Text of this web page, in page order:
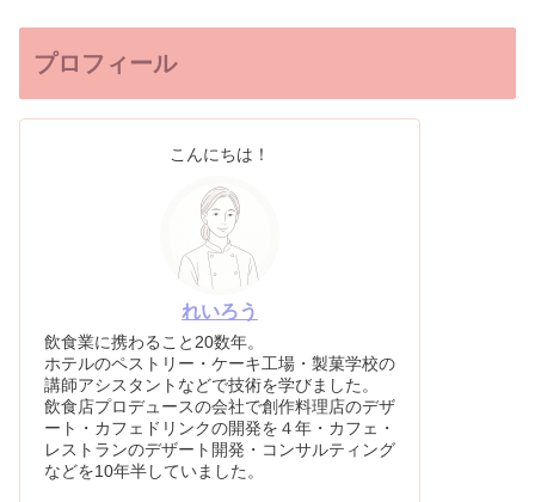
プロフィール
こんにちは！
れいろう
飲食業に携わること20数年。
ホテルのペストリー・ケーキ工場・製菓学校の
講師アシスタントなどで技術を学びました。
飲食店プロデュースの会社で創作料理店のデザ
ート・カフェドリンクの開発を４年・カフェ・
レストランのデザート開発・コンサルティング
などを10年半していました。